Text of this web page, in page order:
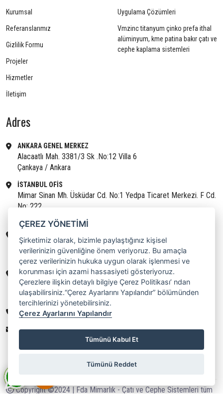
Kurumsal
Referanslarımız
Gizlilik Formu
Projeler
Hizmetler
İletişim
Uygulama Çözümleri
Vmzinc titanyum çinko prefa ithal
alüminyum, kme patina bakır çatı ve
cephe kaplama sistemleri
Adres
ANKARA GENEL MERKEZ
Alacaatlı Mah. 3381/3 Sk .No:12 Villa 6
Çankaya / Ankara
İSTANBUL OFİS
Mimar Sinan Mh. Üsküdar Cd. No:1 Yedpa Ticaret Merkezi. F Cd.
No: 222
Ataşehir / İstanbul
37PP+G33
Necef / Irak
ALMANYA/BERLİN OFİS
Schönfelder Weg 31 16321 Deutschland
Bernau / Berlin
0(312) 238 11 68
info@fdamimarlik.com
Copyright ©2024 | Fda Mimarlık - Çatı ve Cephe Sistemleri tüm
ÇEREZ YÖNETİMİ
Şirketimiz olarak, bizimle paylaştığınız kişisel
verilerinizin güvenliğine önem veriyoruz. Bu amaçla
çerez verilerinizin hukuka uygun olarak işlenmesi ve
korunması için azami hassasiyeti gösteriyoruz.
Çerezlere ilişkin detaylı bilgiye Çerez Politikası’ ndan
ulaşabilirsiniz.“Çerez Ayarlarını Yapılandır” bölümünden
tercihlerinizi yönetebilirsiniz.
Çerez Ayarlarını Yapılandır
Tümünü Kabul Et
Tümünü Reddet